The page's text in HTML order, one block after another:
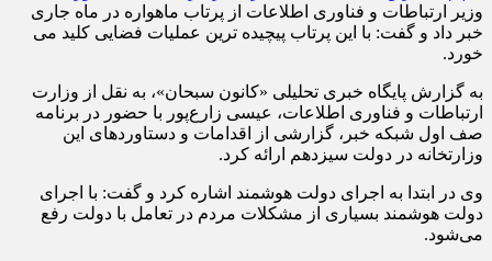
وزیر ارتباطات و فناوری اطلاعات از پرتاب ماهواره در ماه جاری
خبر داد و گفت: با این پرتاب پیچیده ترین عملیات فضایی کلید می
خورد.
به گزارش پایگاه خبری تحلیلی «کانون سبحان»، به نقل از وزارت
ارتباطات و فناوری اطلاعات، عیسی زارع‌پور با حضور در برنامه
صف اول شبکه خبر، گزارشی از اقدامات و دستاوردهای این
وزارتخانه در دولت سیزدهم ارائه کرد.
وی در ابتدا به اجرای دولت هوشمند اشاره کرد و گفت: با اجرای
دولت هوشمند بسیاری از مشکلات مردم در تعامل با دولت رفع
می‌شود.